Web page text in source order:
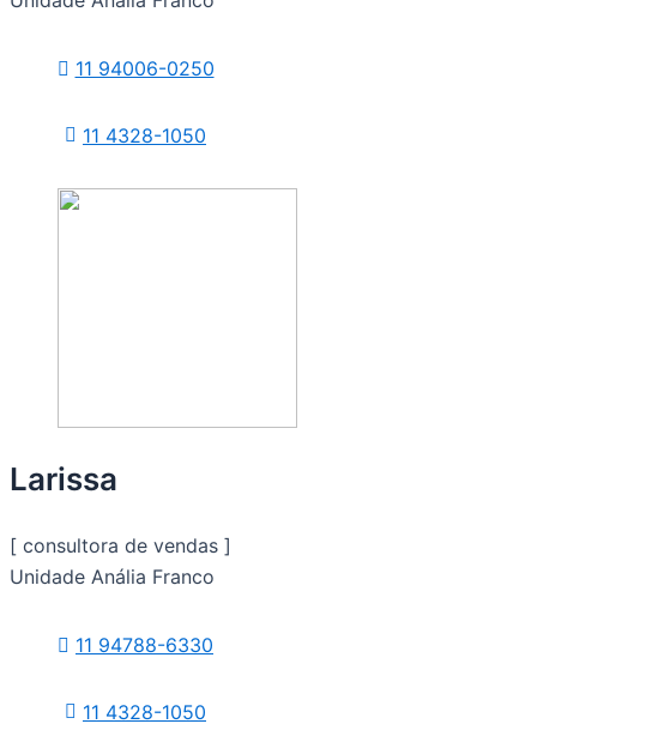
11 94006-0250
11 4328-1050
Larissa
[ consultora de vendas ]
Unidade Anália Franco
11 94788-6330
11 4328-1050